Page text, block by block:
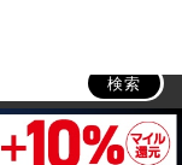
検索